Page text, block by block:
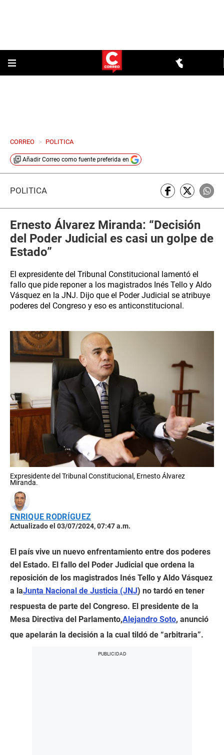
CORREO > POLITICA
Añadir Correo como fuente preferida en
POLÍTICA
Ernesto Álvarez Miranda: “Decisión
del Poder Judicial es casi un golpe de
Estado”
El expresidente del Tribunal Constitucional lamentó el
fallo que pide reponer a los magistrados Inés Tello y Aldo
Vásquez en la JNJ. Dijo que el Poder Judicial se atribuye
poderes del Congreso y eso es anticonstitucional.
Expresidente del Tribunal Constitucional, Ernesto Álvarez
Miranda.
ENRIQUE RODRÍGUEZ
Actualizado el 03/07/2024, 07:47 a.m.
El país vive un nuevo enfrentamiento entre dos poderes
del Estado. El fallo del Poder Judicial que ordena la
reposición de los magistrados Inés Tello y Aldo Vásquez
a laJunta Nacional de Justicia (JNJ) no tardó en tener
respuesta de parte del Congreso. El presidente de la
Mesa Directiva del Parlamento,Alejandro Soto, anunció
que apelarán la decisión a la cual tildó de “arbitraria”.